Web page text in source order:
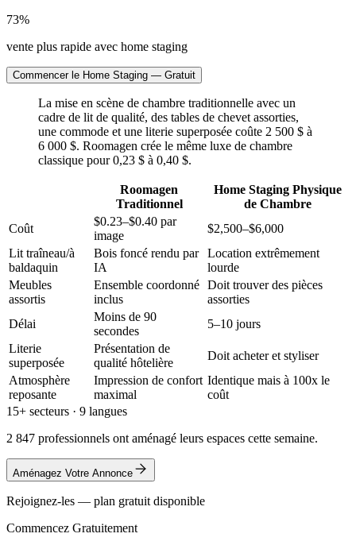
73%
vente plus rapide avec home staging
Commencer le Home Staging — Gratuit
La mise en scène de chambre traditionnelle avec un
cadre de lit de qualité, des tables de chevet assorties,
une commode et une literie superposée coûte 2 500 $ à
6 000 $. Roomagen crée le même luxe de chambre
classique pour 0,23 $ à 0,40 $.
Roomagen
Traditionnel
Home Staging Physique
de Chambre
Coût
$0.23–$0.40 par
image
$2,500–$6,000
Lit traîneau/à
baldaquin
Bois foncé rendu par
IA
Location extrêmement
lourde
Meubles
assortis
Ensemble coordonné
inclus
Doit trouver des pièces
assorties
Délai
Moins de 90
secondes
5–10 jours
Literie
superposée
Présentation de
qualité hôtelière
Doit acheter et styliser
Atmosphère
reposante
Impression de confort
maximal
Identique mais à 100x le
coût
15+ secteurs · 9 langues
2 847 professionnels ont aménagé leurs espaces cette semaine.
Aménagez Votre Annonce
Rejoignez-les — plan gratuit disponible
Commencez Gratuitement